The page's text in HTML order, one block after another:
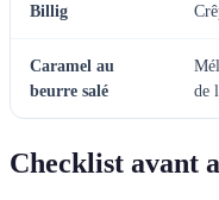
Billig
Caramel au
beurre salé
de
Checklist avant